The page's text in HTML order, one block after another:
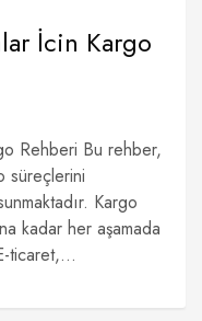
İcin Kargo
Rehberi Bu rehber,
süreçlerini
Kargo
kadar her aşamada
ticaret,...